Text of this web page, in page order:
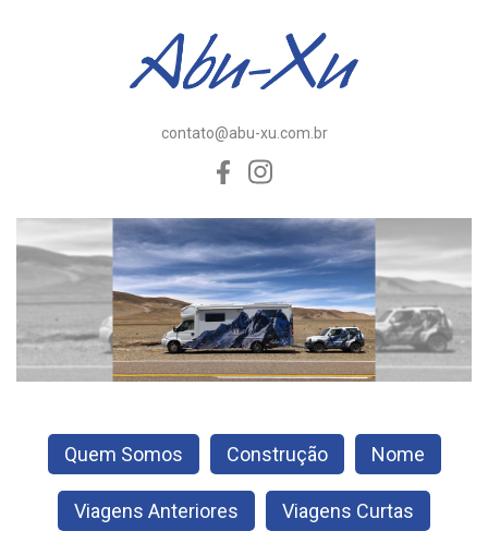
contato@abu-xu.com.br
Quem Somos Construção Nome
Viagens Anteriores Viagens Curtas